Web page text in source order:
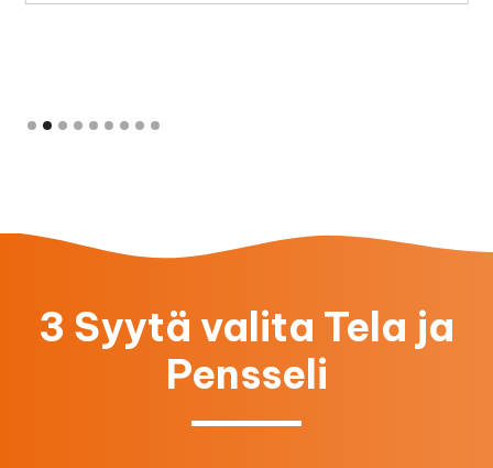
Slide 2 of 9.
3 Syytä valita Tela ja
Pensseli